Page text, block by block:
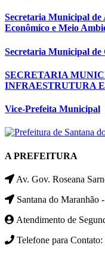
Secretaria Municipal
Econômico e Meio
Secretaria Municipal
SECRETARIA
INFRAESTRUTURA
Vice-Prefeita Municipal
A PREFEITURA
Av. Gov. Roseana
Santana do
Atendimento de
Telefone para